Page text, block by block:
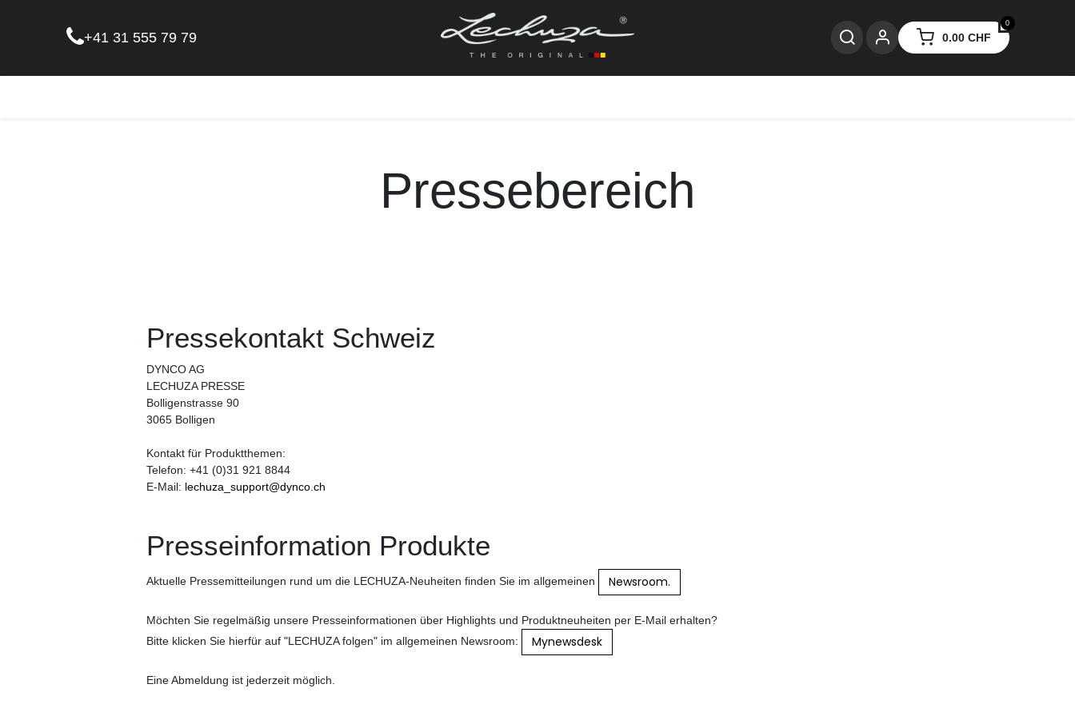
+41 31 555 79 79
0
0.00CHF
Pressebereich
Pressekontakt Schweiz
DYNCO AG
LECHUZA PRESSE
Bolligenstrasse 90
3065 Bolligen
Kontakt für Produktthemen:
Telefon: +41 (0)31 921 8844
E-Mail: lechuza_support@dynco.ch
Presseinformation Produkte
Aktuelle Pressemitteilungen rund um die LECHUZA-Neuheiten finden Sie im allgemeinen Newsroom.
Möchten Sie regelmäßig unsere Presseinformationen über Highlights und Produktneuheiten per E-Mail erhalten?
Bitte klicken Sie hierfür auf "LECHUZA folgen" im allgemeinen Newsroom:
Mynewsdesk
Eine Abmeldung ist jederzeit möglich.